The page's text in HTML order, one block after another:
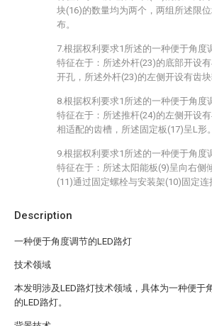
Description
一种便于角度调节的LED路灯
技术领域
本发明涉及LED路灯技术领域，具体为一种便于
的LED路灯。
块(16)的数量均为两个，两组所述限
布。
7.根据权利要求1所述的一种便于角度
特征在于：所述外杆(23)的底部开设
开孔，所述外杆(23)的左侧开设有齿块
8.根据权利要求1所述的一种便于角度
特征在于：所述推杆(24)的左侧开设
相适配的齿槽，所述固定板(17)呈L形。
9.根据权利要求1所述的一种便于角度
特征在于：所述太阳能板(9)呈向右侧
(11)通过固定螺栓与安装架(10)固定连